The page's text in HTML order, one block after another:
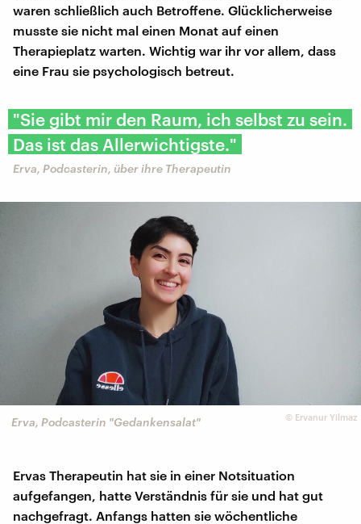
waren schließlich auch Betroffene. Glücklicherweise
musste sie nicht mal einen Monat auf einen
Therapieplatz warten. Wichtig war ihr vor allem, dass
eine Frau sie psychologisch betreut.
"Sie gibt mir den Raum, ich selbst zu sein.
Das ist das Allerwichtigste."
Erva, Podcasterin, über ihre Therapeutin
© Ervanur Yilmaz
Erva, Podcasterin "Gedankensalat"
Ervas Therapeutin hat sie in einer Notsituation
aufgefangen, hatte Verständnis für sie und hat gut
nachgefragt. Anfangs hatten sie wöchentliche